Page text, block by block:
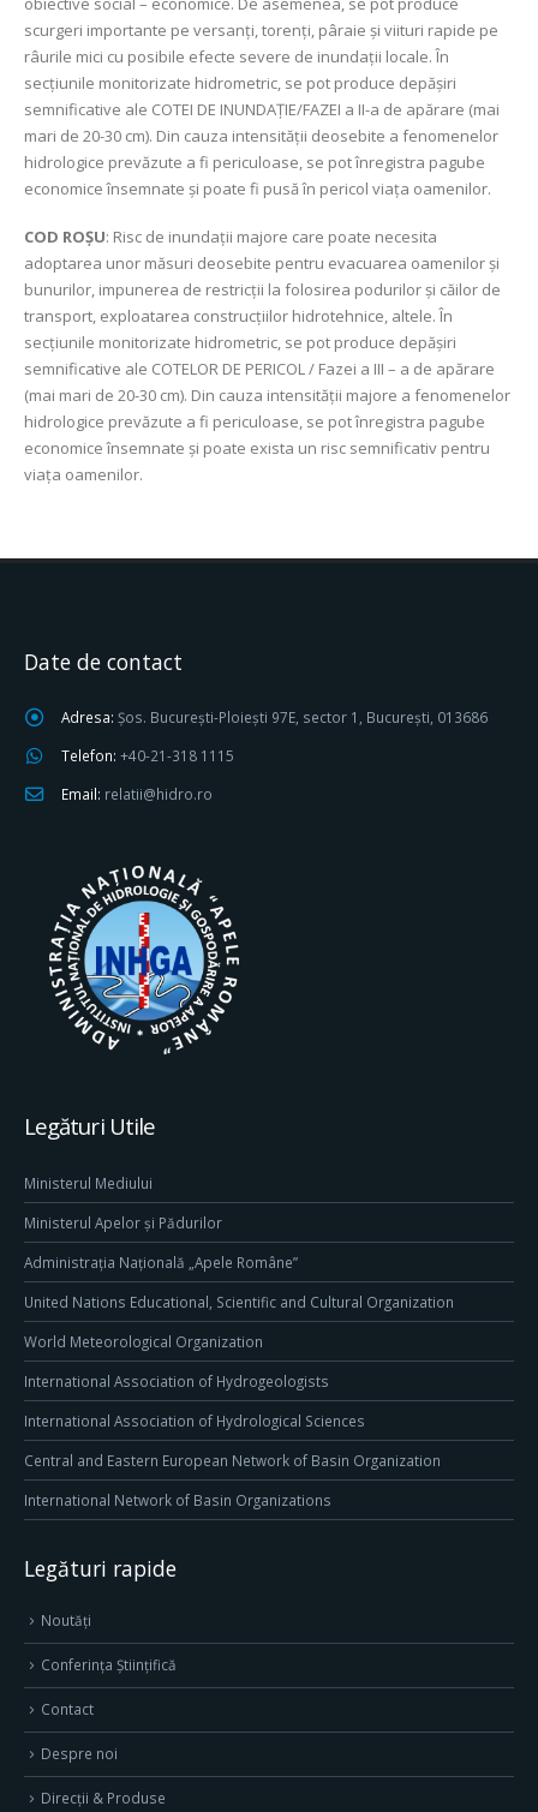
scurgeri importante pe versanți, torenți, pâraie și viituri rapide pe
râurile mici cu posibile efecte severe de inundații locale. În
secțiunile monitorizate hidrometric, se pot produce depășiri
semnificative ale COTEI DE INUNDAȚIE/FAZEI a II-a de apărare (mai
mari de 20-30 cm). Din cauza intensității deosebite a fenomenelor
hidrologice prevăzute a fi periculoase, se pot înregistra pagube
economice însemnate și poate fi pusă în pericol viața oamenilor.
COD ROŞU: Risc de inundații majore care poate necesita
adoptarea unor măsuri deosebite pentru evacuarea oamenilor şi
bunurilor, impunerea de restricţii la folosirea podurilor şi căilor de
transport, exploatarea construcţiilor hidrotehnice, altele. În
secţiunile monitorizate hidrometric, se pot produce depășiri
semnificative ale COTELOR DE PERICOL / Fazei a III – a de apărare
(mai mari de 20-30 cm). Din cauza intensității majore a fenomenelor
hidrologice prevăzute a fi periculoase, se pot înregistra pagube
economice însemnate şi poate exista un risc semnificativ pentru
viața oamenilor.
Date de contact
Adresa: Șos. București-Ploiești 97E, sector 1, București, 013686
Telefon: +40-21-318 1115
Email: relatii@hidro.ro
Legături Utile
Ministerul Mediului
Ministerul Apelor și Pădurilor
Administrația Națională „Apele Române”
United Nations Educational, Scientific and Cultural Organization
World Meteorological Organization
International Association of Hydrogeologists
International Association of Hydrological Sciences
Central and Eastern European Network of Basin Organization
International Network of Basin Organizations
Legături rapide
Noutăți
Conferința Științifică
Contact
Despre noi
Direcţii & Produse